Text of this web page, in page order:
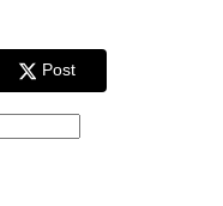
Post